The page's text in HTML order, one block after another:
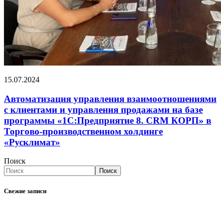
15.07.2024
Автоматизация управления взаимоотношениями
с клиентами и управления продажами на базе
программы «1С:Предприятие 8. CRM КОРП» в
Торгово-производственном холдинге
«Русклимат»
Поиск
Поиск
Свежие записи